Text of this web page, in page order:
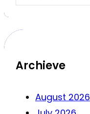
Archieve
August 2026